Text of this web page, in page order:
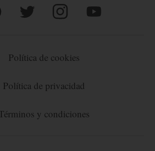
Política de cookies
Política de privacidad
y condiciones